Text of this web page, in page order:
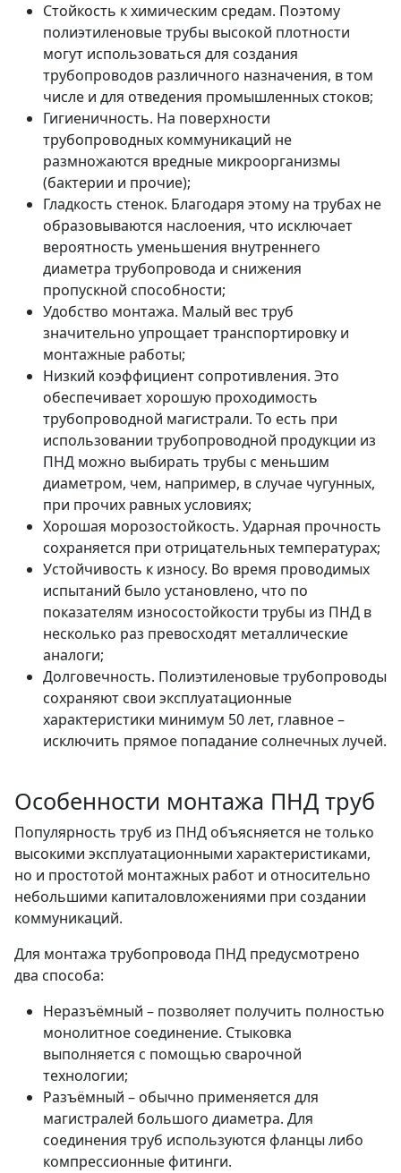
Стойкость к химическим средам. Поэтому
полиэтиленовые трубы высокой плотности
могут использоваться для создания
трубопроводов различного назначения, в том
числе и для отведения промышленных стоков;
Гигиеничность. На поверхности
трубопроводных коммуникаций не
размножаются вредные микроорганизмы
(бактерии и прочие);
Гладкость стенок. Благодаря этому на трубах не
образовываются наслоения, что исключает
вероятность уменьшения внутреннего
диаметра трубопровода и снижения
пропускной способности;
Удобство монтажа. Малый вес труб
значительно упрощает транспортировку и
монтажные работы;
Низкий коэффициент сопротивления. Это
обеспечивает хорошую проходимость
трубопроводной магистрали. То есть при
использовании трубопроводной продукции из
ПНД можно выбирать трубы с меньшим
диаметром, чем, например, в случае чугунных,
при прочих равных условиях;
Хорошая морозостойкость. Ударная прочность
сохраняется при отрицательных температурах;
Устойчивость к износу. Во время проводимых
испытаний было установлено, что по
показателям износостойкости трубы из ПНД в
несколько раз превосходят металлические
аналоги;
Долговечность. Полиэтиленовые трубопроводы
сохраняют свои эксплуатационные
характеристики минимум 50 лет, главное –
исключить прямое попадание солнечных лучей.
Особенности монтажа ПНД труб
Популярность труб из ПНД объясняется не только
высокими эксплуатационными характеристиками,
но и простотой монтажных работ и относительно
небольшими капиталовложениями при создании
коммуникаций.
Для монтажа трубопровода ПНД предусмотрено
два способа:
Неразъёмный – позволяет получить полностью
монолитное соединение. Стыковка
выполняется с помощью сварочной
технологии;
Разъёмный – обычно применяется для
магистралей большого диаметра. Для
соединения труб используются фланцы либо
компрессионные фитинги.